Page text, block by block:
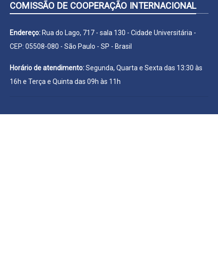
COMISSÃO DE COOPERAÇÃO INTERNACIONAL
Endereço: Rua do Lago, 717 - sala 130 - Cidade Universitária -
CEP: 05508-080 - São Paulo - SP - Brasil
Horário de atendimento:Segunda, Quarta e Sexta das 13:30 às
16h e Terça e Quinta das 09h às 11h